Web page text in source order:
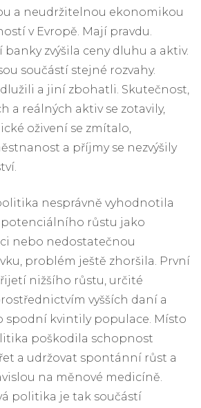
a neudržitelnou ekonomikou
v Evropě. Mají pravdu.
zvýšila ceny dluhu a aktiv.
součástí stejné rozvahy.
a jiní zbohatli. Skutečnost,
a reálných aktiv se zotavily,
oživení se zmítalo,
a příjmy se nezvýšily
nesprávně vyhodnotila
růstu jako
nebo nedostatečnou
problém ještě zhoršila. První
nižšího růstu, určité
vyšších daní a
spodní kvintily populace. Místo
poškodila schopnost
a udržovat spontánní růst a
na měnové medicíně.
politika je tak součástí